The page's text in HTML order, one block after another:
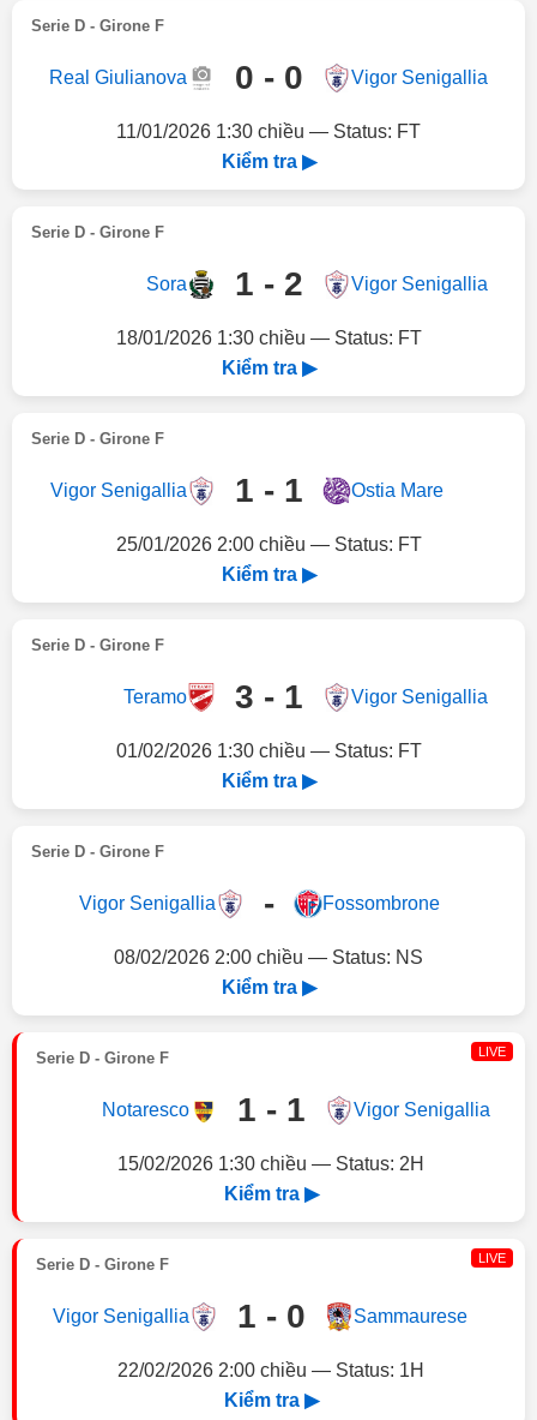
Serie D - Girone F
Real Giulianova 0 - 0 Vigor Senigallia
11/01/2026 1:30 chiều — Status: FT
Kiểm tra ▶
Serie D - Girone F
Sora 1 - 2 Vigor Senigallia
18/01/2026 1:30 chiều — Status: FT
Kiểm tra ▶
Serie D - Girone F
Vigor Senigallia 1 - 1 Ostia Mare
25/01/2026 2:00 chiều — Status: FT
Kiểm tra ▶
Serie D - Girone F
Teramo 3 - 1 Vigor Senigallia
01/02/2026 1:30 chiều — Status: FT
Kiểm tra ▶
Serie D - Girone F
Vigor Senigallia - Fossombrone
08/02/2026 2:00 chiều — Status: NS
Kiểm tra ▶
Serie D - Girone F LIVE
Notaresco 1 - 1 Vigor Senigallia
15/02/2026 1:30 chiều — Status: 2H
Kiểm tra ▶
Serie D - Girone F LIVE
Vigor Senigallia 1 - 0 Sammaurese
22/02/2026 2:00 chiều — Status: 1H
Kiểm tra ▶